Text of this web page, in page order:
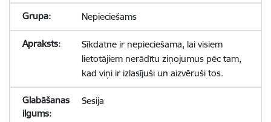
Nepieciešams
Sīkdatne ir nepieciešama, lai visiem
lietotājiem nerādītu ziņojumus pēc tam,
kad viņi ir izlasījuši un aizvēruši tos.
Sesija